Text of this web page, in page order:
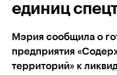
единиц
Мэрия сообщила о
предприятия
территорий» к